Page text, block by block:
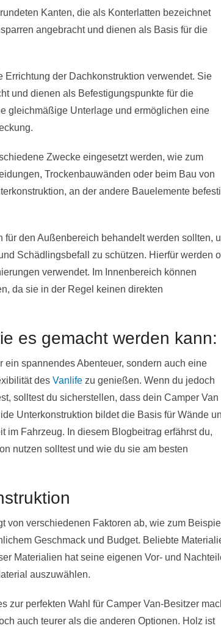
Kanten, die als Konterlatten bezeichnet
angebracht und dienen als Basis für die
Errichtung der Dachkonstruktion verwendet. Sie
und dienen als Befestigungspunkte für die
gleichmäßige Unterlage und ermöglichen eine
Zwecke eingesetzt werden, wie zum
Trockenbauwänden oder beim Bau von
an der andere Bauelemente
für den Außenbereich behandelt werden sollten,
Schädlingsbefall zu schützen. Hierfür werden
verwendet. Im Innenbereich können
da sie in der Regel keinen direkten
es gemacht werden kann:
ein spannendes Abenteuer, sondern auch eine
des Vanlife zu genießen. Wenn du jedoch
solltest du sicherstellen, dass dein Camper Van
Unterkonstruktion bildet die Basis für Wände
im Fahrzeug. In diesem Blogbeitrag erfährst du,
nutzen solltest und wie du sie am besten
von verschiedenen Faktoren ab, wie zum Beispiel
Geschmack und Budget. Beliebte
Materialien hat seine eigenen Vor- und
auszuwählen.
zur perfekten Wahl für Camper Van-Besitzer
auch teurer als die anderen Optionen. Holz ist